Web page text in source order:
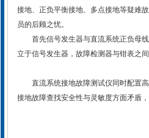
接地、正负平衡接地、多点接地等疑难
员的后顾之忧。
首先信号发生器与直流系统正负母线
立于信号发生器，故障检测器与钳表之
直流系统接地故障测试仪 同时配置
接地故障查找安全性与灵敏度方面矛盾